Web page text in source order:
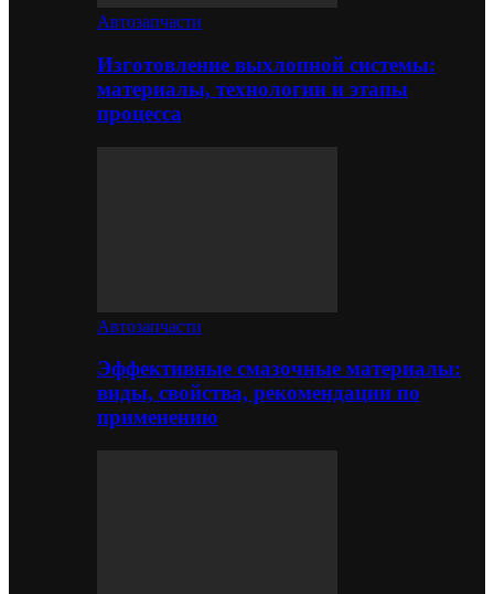
Автозапчасти
Изготовление выхлопной системы:
материалы, технологии и этапы
процесса
Автозапчасти
Эффективные смазочные материалы:
виды, свойства, рекомендации по
применению